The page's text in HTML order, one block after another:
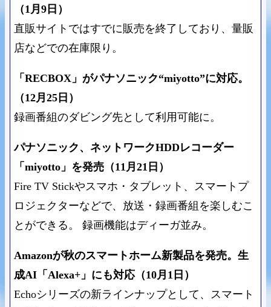
（1月9日）
直販サイトではすでに販売を終了しており、量販
店などでの在庫限り。
「RECBOX」がパナソニック“miyotto”に対応。
（12月25日）
録画番組のダビング先として利用可能に。
パナソニック、ネットワークHDDレコーダー
「miyotto」を発売（11月21日）
Fire TV Stickやスマホ・タブレット、スマートプ
ロジェクターなどで、放送・録画番組を楽しむこ
とができる。 録画機能はディーガ並み。
Amazonが秋のスマートホーム新製品を発売。生
成AI「Alexa+」にも対応（10月1日）
Echoシリーズの新ラインナップとして、スマート